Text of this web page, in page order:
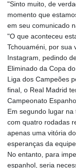
"Sinto muito, de
momento que
em seu comunicado
"O que aconteceu
Tchouaméni, por sua
Instagram, pedindo
Eliminado da Copa
Liga dos Campeões
final, o Real Madrid
Campeonato
Em segundo lugar na
com quatro rodadas
apenas uma vitória
esperanças da
No entanto, para
espanhol, seria